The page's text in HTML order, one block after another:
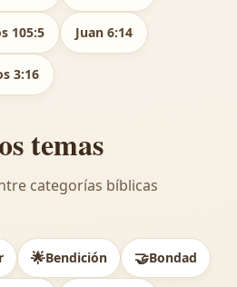
105:5 Juan 6:14
3:16
temas
categorías bíblicas
🌟Bendición 🤝Bondad